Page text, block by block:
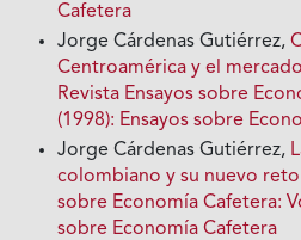
Cafetera
Jorge Cárdenas Gutiérrez,
Centroamérica y el
Revista Ensayos sobre
(1998): Ensayos sobre
Jorge Cárdenas Gutiérrez,
colombiano y su nuevo reto
sobre Economía Cafetera:
sobre Economía Cafetera